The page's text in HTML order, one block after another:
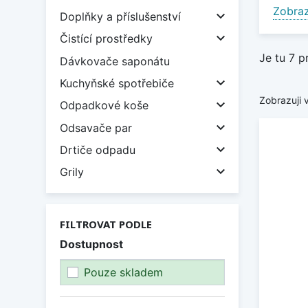
Doplňky a příslušenství 
Čistící prostředky 
Dávkovače saponátu
Kuchyňské spotřebiče

Odpadkové koše 
Odsavače par 
Drtiče odpadu 
Grily 
FILTROVAT PODLE
Dostupnost
Pouze skladem
Díky
Je tu 7
Zobrazuji